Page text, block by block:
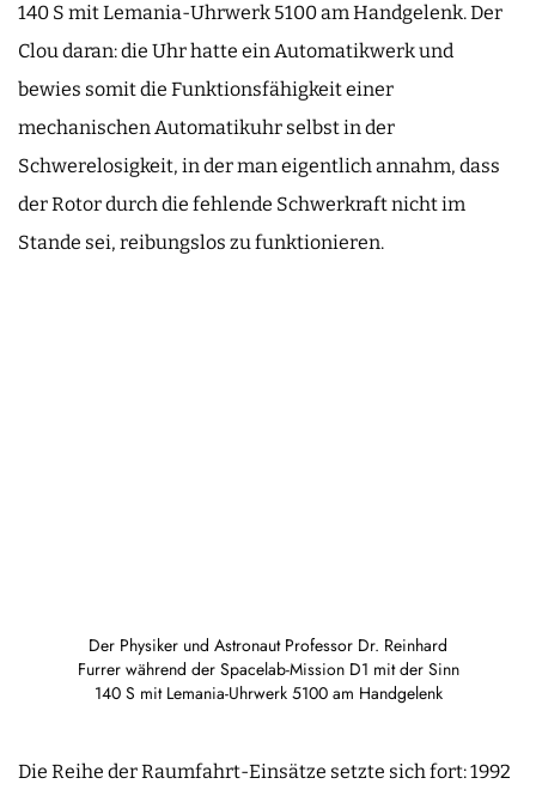
140 S mit Lemania-Uhrwerk 5100 am Handgelenk. Der
Clou daran: die Uhr hatte ein Automatikwerk und
bewies somit die Funktionsfähigkeit einer
mechanischen Automatikuhr selbst in der
Schwerelosigkeit, in der man eigentlich annahm, dass
der Rotor durch die fehlende Schwerkraft nicht im
Stande sei, reibungslos zu funktionieren.
Der Physiker und Astronaut Professor Dr. Reinhard
Furrer während der Spacelab-Mission D1 mit der Sinn
140 S mit Lemania-Uhrwerk 5100 am Handgelenk
Die Reihe der Raumfahrt-Einsätze setzte sich fort: 1992